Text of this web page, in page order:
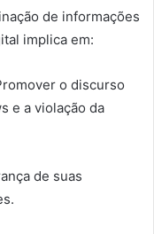
de informações
implica em:
o discurso
e a violação da
de suas